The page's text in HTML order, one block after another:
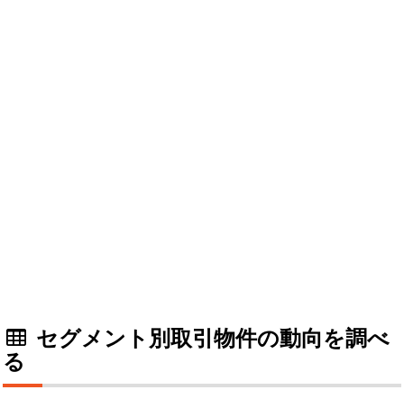
セグメント別取引物件の動向を調べ
る